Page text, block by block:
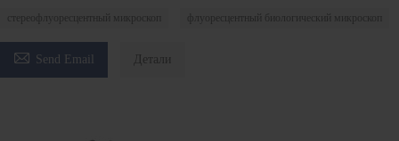
стереофлуоресцентный микроскоп флуоресцентный биологический микроскоп
 Send Email Детали